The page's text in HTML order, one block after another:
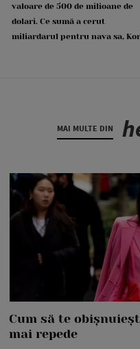
valoare de 500 de milioane de
dolari. Ce sumă a cerut
miliardarul pentru nava sa,
MAI MULTE DIN
Cum să te
mai repede